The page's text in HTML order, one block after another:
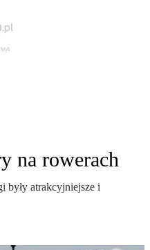
na rowerach
były atrakcyjniejsze i